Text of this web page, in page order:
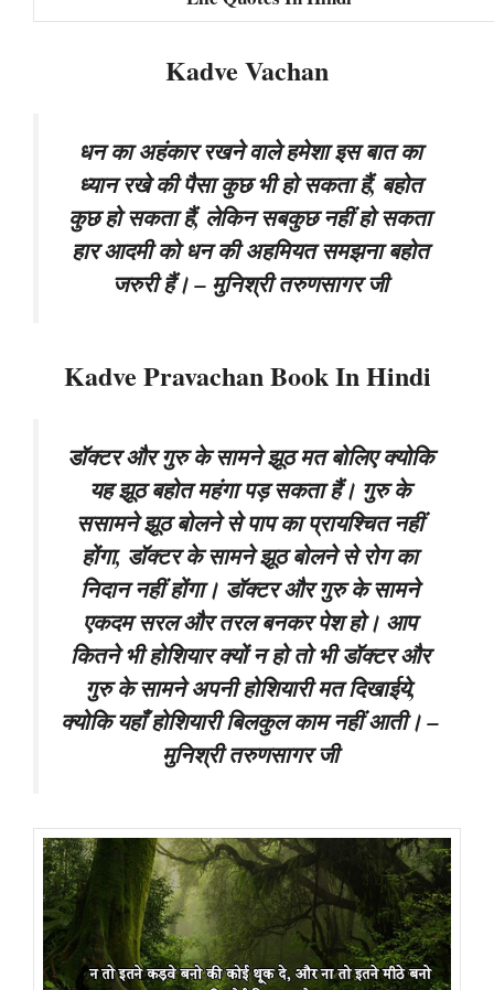
Kadve Vachan
धन का अहंकार रखने वाले हमेशा इस बात का
ध्यान रखे की पैसा कुछ भी हो सकता हैं, बहोत
कुछ हो सकता हैं, लेकिन सबकुछ नहीं हो सकता
हार आदमी को धन की अहमियत समझना बहोत
जरुरी हैं। – मुनिश्री तरुणसागर जी
Kadve Pravachan Book In Hindi
डॉक्टर और गुरु के सामने झूठ मत बोलिए क्योकि
यह झूठ बहोत महंगा पड़ सकता हैं। गुरु के
ससामने झूठ बोलने से पाप का प्रायश्चित नहीं
होंगा, डॉक्टर के सामने झूठ बोलने से रोग का
निदान नहीं होंगा। डॉक्टर और गुरु के सामने
एकदम सरल और तरल बनकर पेश हो। आप
कितने भी होशियार क्यों न हो तो भी डॉक्टर और
गुरु के सामने अपनी होशियारी मत दिखाईये,
क्योकि यहाँ होशियारी बिलकुल काम नहीं आती। –
मुनिश्री तरुणसागर जी